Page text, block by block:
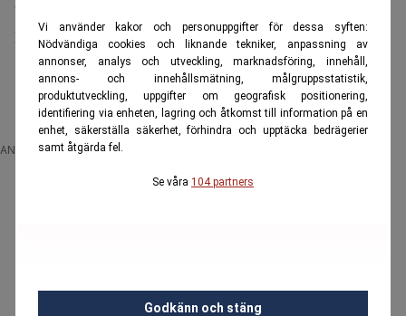
Vi använder kakor och personuppgifter för dessa syften:
Nödvändiga cookies och liknande tekniker, anpassning av
annonser, analys och utveckling, marknadsföring, innehåll,
annons- och innehållsmätning, målgruppsstatistik,
produktutveckling, uppgifter om geografisk positionering,
identifiering via enheten, lagring och åtkomst till information på en
enhet, säkerställa säkerhet, förhindra och upptäcka bedrägerier
samt åtgärda fel.
Se våra 104 partners
Godkänn och stäng
tung när inkomsten sjunker.
Låg elräkning slår hög prestige
Även synen på bostaden förändras. Ett stort hus
kan vara en tillgång, men också en
kostnadsmaskin.
ANNONS